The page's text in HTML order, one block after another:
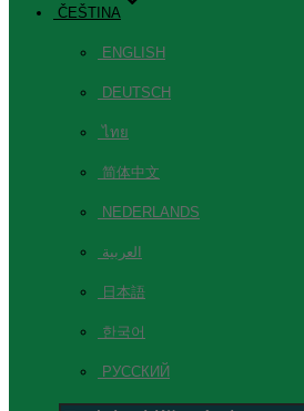
ČEŠTINA
ENGLISH
DEUTSCH
ไทย
简体中文
NEDERLANDS
العربية
日本語
한국어
РУССКИЙ